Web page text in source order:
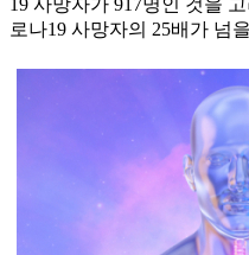
19 사망자가 917명인 것을
로나19 사망자의 25배가 넘